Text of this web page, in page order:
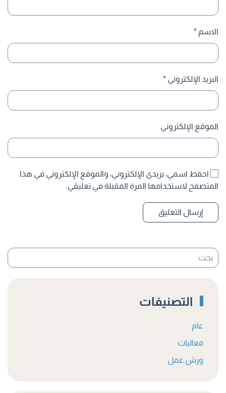
الاسم *
البريد الإلكتروني *
الموقع الإلكتروني
احفظ اسمي، بريدي الإلكتروني، والموقع الإلكتروني في هذا
المتصفح لاستخدامها المرة المقبلة في تعليقي.
إرسال التعليق
التصنيفات
عام
فعاليات
ورش عمل